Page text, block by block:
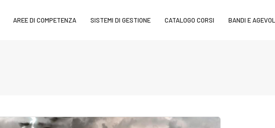
AREE DI COMPETENZA SISTEMI DI GESTIONE CATALOGO CORSI BANDI E